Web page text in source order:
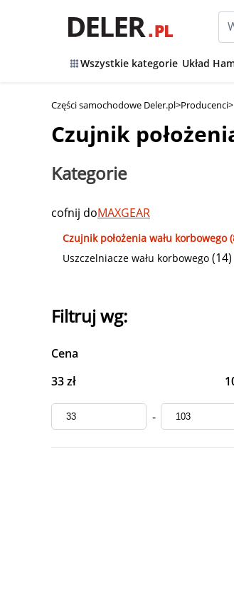
Wszystkie kategorie Układ
Części samochodowe Deler.pl>Producenci>
Czujnik
Kategorie
cofnij doMAXGEAR
Czujnik położenia wału korbowego
Uszczelniacze wału korbowego (14)
Filtruj wg:
Cena
33 zł
-